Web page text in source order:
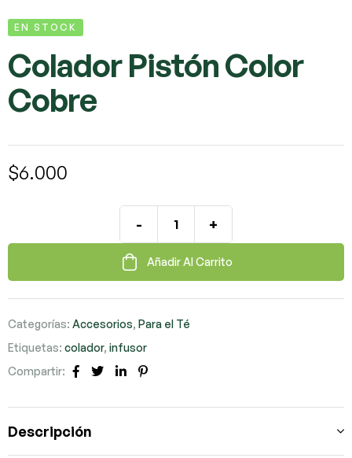
EN STOCK
Colador Pistón Color
Cobre
$6.000
- +
Añadir Al Carrito
Categorías: Accesorios, Para el Té
Etiquetas: colador, infusor
Compartir:
Facebook
TwitterLinkedIn
Descripción